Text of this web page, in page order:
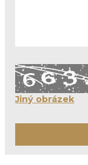
Jiný obrázek